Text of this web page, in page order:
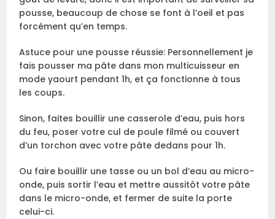
pousse, beaucoup de chose se font à l’oeil et pas
forcément qu’en temps.
Astuce pour une pousse réussie: Personnellement je
fais pousser ma pâte dans mon multicuisseur en
mode yaourt pendant 1h, et ça fonctionne à tous
les coups.
Sinon, faites bouillir une casserole d’eau, puis hors
du feu, poser votre cul de poule filmé ou couvert
d’un torchon avec votre pâte dedans pour 1h.
Ou faire bouillir une tasse ou un bol d’eau au micro-
onde, puis sortir l’eau et mettre aussitôt votre pâte
dans le micro-onde, et fermer de suite la porte
celui-ci.